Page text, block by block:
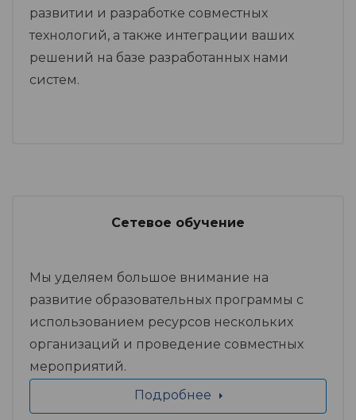
развитии и разработке совместных
технологий, а также интеграции ваших
решений на базе разработанных нами
систем.
Сетевое обучение
Мы уделяем большое внимание на
развитие образовательных программы с
использованием ресурсов нескольких
организаций и проведение совместных
мероприятий.
Подробнее